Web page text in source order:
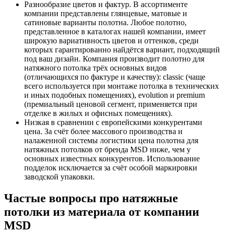
Разнообразие цветов и фактур. В ассортименте
компании представлены глянцевые, матовые и
сатиновые варианты полотна. Любое полотно,
представленное в каталогах нашей компании, имеет
широкую вариативность цветов и оттенков, среди
которых гарантированно найдётся вариант, подходящий
под ваш дизайн. Компания производит полотно для
натяжного потолка трёх основных видов
(отличающихся по фактуре и качеству): classic (чаще
всего используется при монтаже потолка в технических
и иных подобных помещениях), evolution и premium
(премиальный ценовой сегмент, применяется при
отделке в жилых и офисных помещениях).
Низкая в сравнении с европейскими конкурентами
цена. За счёт более массового производства и
налаженной системы логистики цена полотна для
натяжных потолков от бренда MSD ниже, чем у
основных известных конкурентов. Использование
подделок исключается за счёт особой маркировки
заводской упаковки.
Частые вопросы про натяжные
потолки из материала от компании
MSD